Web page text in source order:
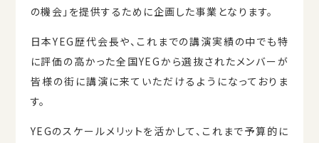
の機会」を提供するために企画した事業となります。
日本YEG歴代会長や、これまでの講演実績の中でも特
に評価の高かった全国YEGから選抜されたメンバーが
皆様の街に講演に来ていただけるようになっておりま
す。
YEGのスケールメリットを活かして、これまで予算的に